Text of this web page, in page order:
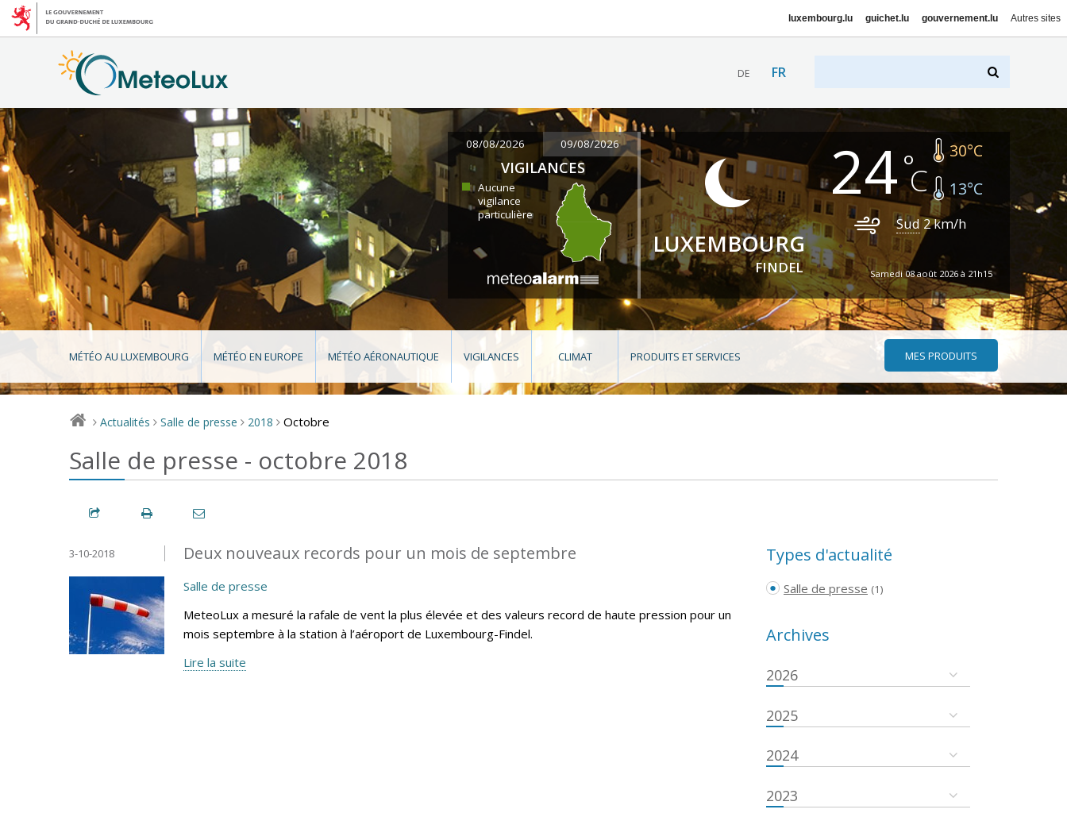
luxembourg.lu guichet.lu gouvernement.lu Autres sites
DE FR
08/08/2026 09/08/2026
VIGILANCES
Aucune
vigilance
particulière
LUXEMBOURG
FINDEL
24 30°C
13°C
Sud 2km/h
Samedi 08 août 2026 à 21h15
MÉTÉO AU LUXEMBOURG MÉTÉO EN EUROPE MÉTÉO AÉRONAUTIQUE VIGILANCES CLIMAT PRODUITS ET SERVICES MES PRODUITS
> Actualités > Salle de presse > 2018 > Octobre
Salle de presse - octobre 2018
Deux nouveaux records pour un mois de septembre
3-10-2018
Salle de presse
MeteoLux a mesuré la rafale de vent la plus élevée et des valeurs record de haute pression pour un
mois septembre à la station à l’aéroport de Luxembourg-Findel.
Lire la suite
Types d'actualité
Salle de presse (1)
Archives
2026
2025
2024
2023